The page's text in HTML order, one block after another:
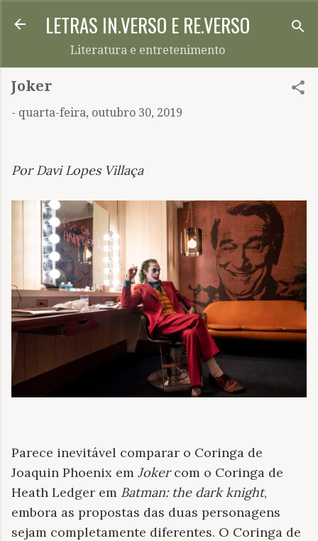
Pular para o conteúdo principal
LETRAS IN.VERSO E RE.VERSO
Literatura e entretenimento
Joker
- quarta-feira, outubro 30, 2019
Por Davi Lopes Villaça
Parece inevitável comparar o Coringa de
Joaquin Phoenix em Jokercom o Coringa de
Heath Ledger em Batman: the dark knight,
embora as propostas das duas personagens
sejam completamente diferentes. O Coringa de